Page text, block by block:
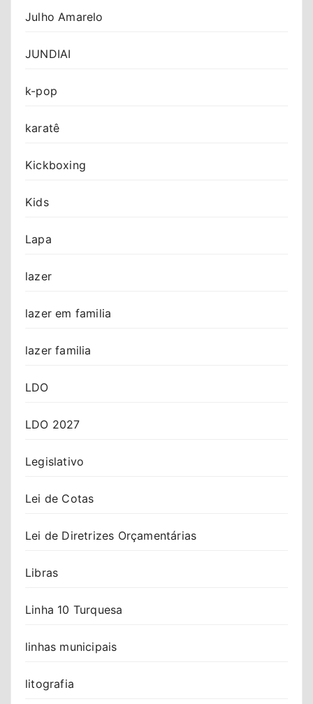
Julho Amarelo
JUNDIAI
k-pop
karatê
Kickboxing
Kids
Lapa
lazer
lazer em familia
lazer familia
LDO
LDO 2027
Legislativo
Lei de Cotas
Lei de Diretrizes Orçamentárias
Libras
Linha 10 Turquesa
linhas municipais
litografia